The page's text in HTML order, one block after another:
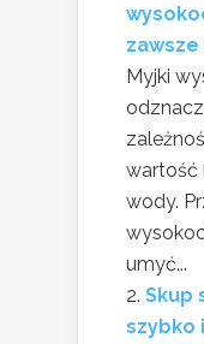
Myjki
wartość
wody.
umyć...
Skup
szybko